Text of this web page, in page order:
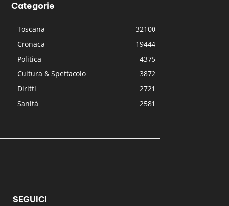
Categorie
Toscana
32100
Cronaca
19444
Politica
4375
Cultura & Spettacolo
3872
Diritti
2721
Sanità
2581
SEGUICI